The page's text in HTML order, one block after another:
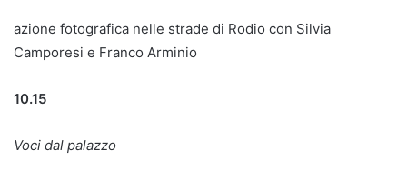
azione fotografica nelle strade di Rodio con Silvia
Camporesi e Franco Arminio
10.15
Voci dal palazzo